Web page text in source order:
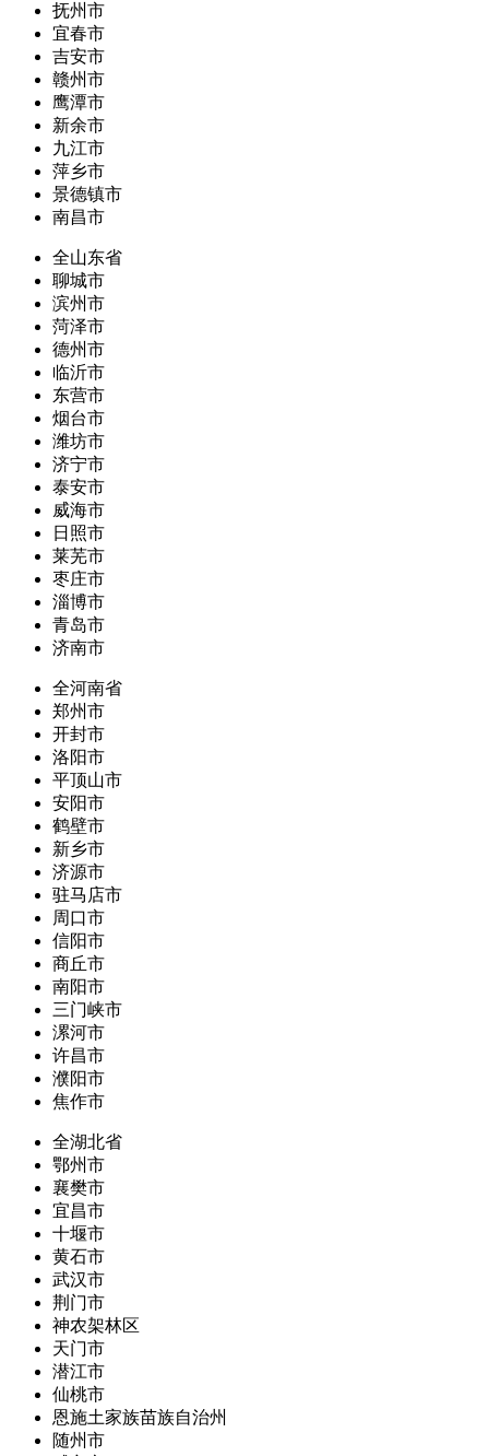
抚州市
宜春市
吉安市
赣州市
鹰潭市
新余市
九江市
萍乡市
景德镇市
南昌市
全山东省
聊城市
滨州市
菏泽市
德州市
临沂市
东营市
烟台市
潍坊市
济宁市
泰安市
威海市
日照市
莱芜市
枣庄市
淄博市
青岛市
济南市
全河南省
郑州市
开封市
洛阳市
平顶山市
安阳市
鹤壁市
新乡市
济源市
驻马店市
周口市
信阳市
商丘市
南阳市
三门峡市
漯河市
许昌市
濮阳市
焦作市
全湖北省
鄂州市
襄樊市
宜昌市
十堰市
黄石市
武汉市
荆门市
神农架林区
天门市
潜江市
仙桃市
恩施土家族苗族自治州
随州市